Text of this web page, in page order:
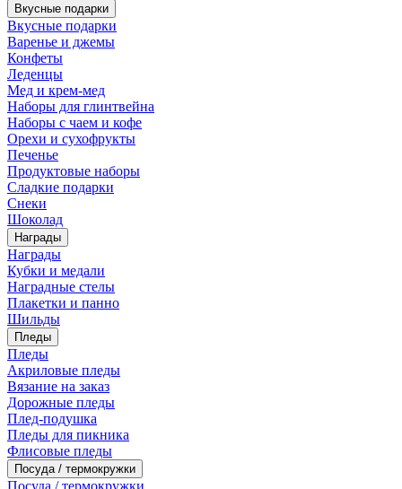
Вкусные подарки
Вкусные подарки
Варенье и джемы
Конфеты
Леденцы
Мед и крем-мед
Наборы для глинтвейна
Наборы с чаем и кофе
Орехи и сухофрукты
Печенье
Продуктовые наборы
Сладкие подарки
Снеки
Шоколад
Награды
Награды
Кубки и медали
Наградные стелы
Плакетки и панно
Шильды
Пледы
Пледы
Акриловые пледы
Вязание на заказ
Дорожные пледы
Плед-подушка
Пледы для пикника
Флисовые пледы
Посуда / термокружки
Посуда / термокружки